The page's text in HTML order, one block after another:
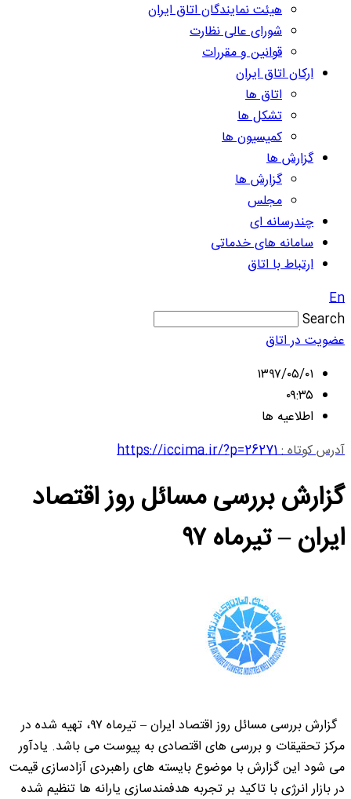
هیئت نمایندگان اتاق ایران
شورای عالی نظارت
قوانین و مقررات
ارکان اتاق ایران
اتاق ها
تشکل ها
کمیسیون ها
گزارش ها
گزارش ها
مجلس
چندرسانه ای
سامانه های خدماتی
ارتباط با اتاق
En
Search
عضویت در اتاق
۱۳۹۷/۰۵/۰۱
۰۹:۳۵
اطلاعیه ها
آدرس کوتاه :https://iccima.ir/?p=26271
گزارش بررسی مسائل روز اقتصاد
ایران – تیرماه ۹۷
گزارش بررسی مسائل روز اقتصاد ایران – تیرماه ۹۷، تهیه شده در
مرکز تحقیقات و بررسی های اقتصادی به پیوست می باشد. یادآور
می شود این گزارش با موضوع بایسته های راهبردی آزادسازی قیمت
در بازار انرژی با تاکید بر تجربه هدفمندسازی یارانه ها تنظیم شده